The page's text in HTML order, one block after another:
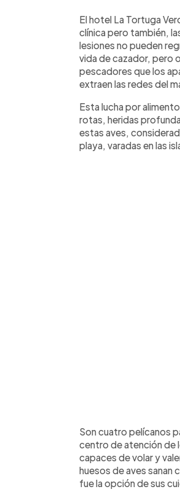
► Escuchar
El hotel La Tortuga
clínica pero también,
lesiones no pueden
vida de cazador, pero
pescadores que los
extraen las redes del
Esta lucha por
rotas, heridas
estas aves,
playa, varadas en las
Son cuatro pelícanos
centro de atención de
capaces de volar y
huesos de aves sanan
fue la opción de sus